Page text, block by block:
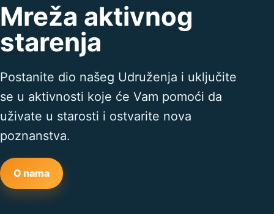
Mreža aktivnog
starenja
Postanite dio našeg Udruženja i uključite
se u aktivnosti koje će Vam pomoći da
uživate u starosti i ostvarite nova
poznanstva.
O nama